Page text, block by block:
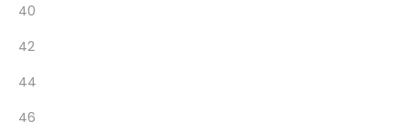
40
42
44
46